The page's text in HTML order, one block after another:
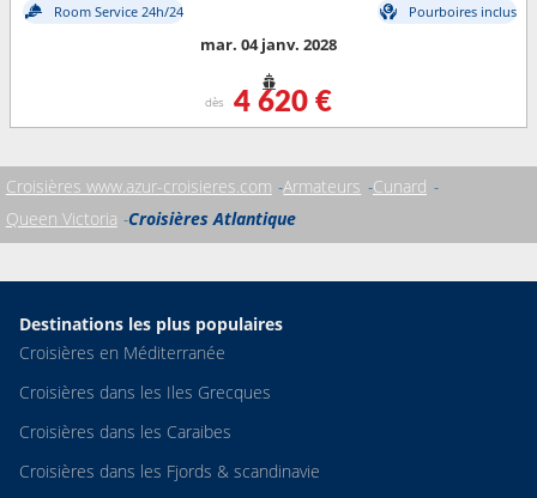
Room Service 24h/24
Pourboires inclus
mar. 04 janv. 2028
dès 4 620 €
Croisières www.azur-croisieres.com Armateurs Cunard
Queen Victoria Croisières Atlantique
Destinations les plus populaires
Croisières en Méditerranée
Croisières dans les Iles Grecques
Croisières dans les Caraibes
Croisières dans les Fjords & scandinavie